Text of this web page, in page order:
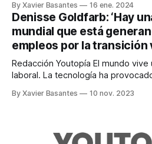
ante las crecientes fracturas mundiales.
principales riesgos se encuentran
efectos adversos de la Inteligencia
desinformación
By Xavier Basantes 16 ene. 2024
Denisse Goldfarb: ‘Hay
mundial que está
empleos por la transición
Redacción Youtopía El mundo vive un nuevo paradigma
laboral. La tecnología ha
de vida, en el orden de los 100 años. Denisse
By Xavier Basantes 10 nov. 2023